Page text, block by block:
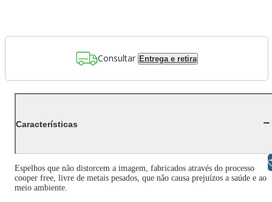
Consultar Entrega e retira
Características
Espelhos que não distorcem a imagem, fabricados através do processo
cooper free, livre de metais pesados, que não causa prejuízos a saúde e ao
meio ambiente.